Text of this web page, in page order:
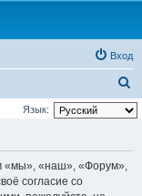
Вход
о
Язык:
«мы», «наш», «Форум»,
согласие со